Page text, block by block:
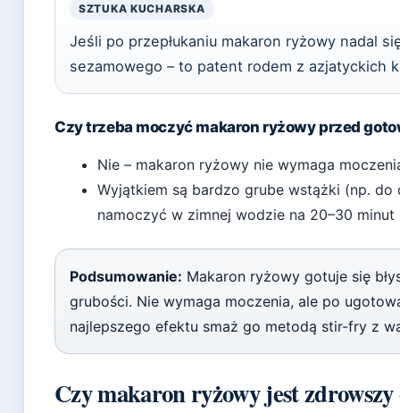
SZTUKA KUCHARSKA
Jeśli po przepłukaniu makaron ryżowy nadal
sezamowego – to patent rodem z azjatyckich
Czy trzeba moczyć makaron ryżowy przed
Nie – makaron ryżowy nie wymaga
Wyjątkiem są bardzo grube wstążki (np.
namoczyć w zimnej wodzie na 20–30
Podsumowanie: Makaron ryżowy gotuje się
grubości. Nie wymaga moczenia, ale po
najlepszego efektu smaż go metodą stir-fry z
Czy makaron ryżowy jest zdrowszy